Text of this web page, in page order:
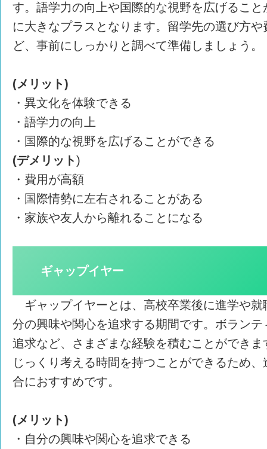
す。語学力の向上や国際的な視野を広げるこ
に大きなプラスとなります。留学先の選び方
ど、事前にしっかりと調べて準備しましょう。
(メリット)
・異文化を体験できる
・語学力の向上
・国際的な視野を広げることができる
(デメリット)
・費用が高額
・国際情勢に左右されることがある
・家族や友人から離れることになる
ギャップイヤー
ギャップイヤーとは、高校卒業後に進学や就
分の興味や関心を追求する期間です。ボラン
追求など、さまざまな経験を積むことができ
じっくり考える時間を持つことができるため
合におすすめです。
(メリット)
・自分の興味や関心を追求できる